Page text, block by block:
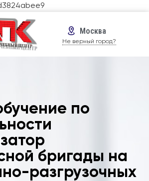
Москва
Не верный город?
по
бригады на
разгрузочных